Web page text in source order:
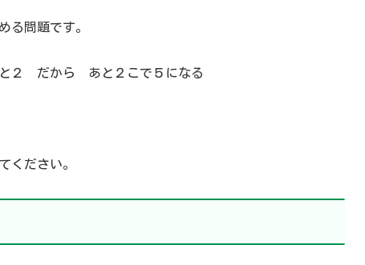
る問題です。
２ だから あと２こで５になる
ください。